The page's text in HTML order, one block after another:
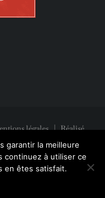
légales| Réalisé
Concept
garantir la meilleure
continuez à utiliser ce
en êtes satisfait.